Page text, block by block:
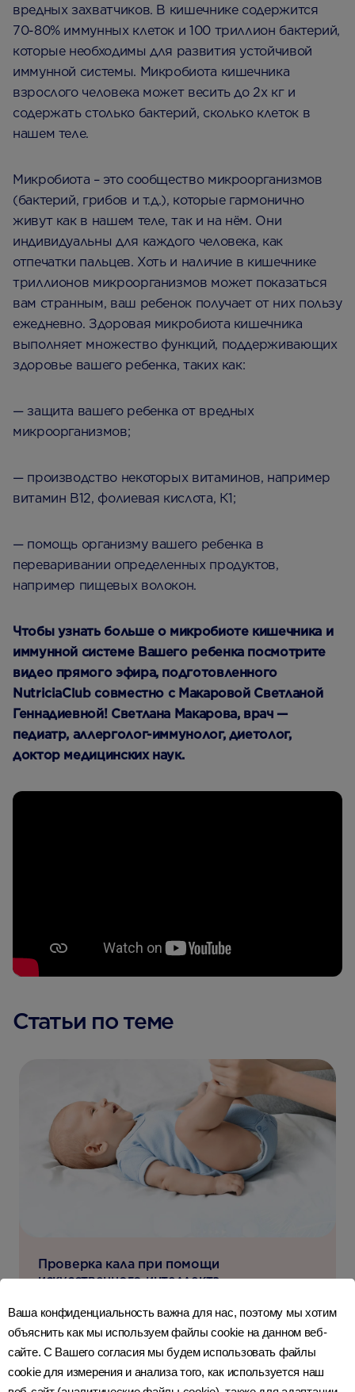
вредных захватчиков. В кишечнике содержится
70-80% иммунных клеток и 100 триллион бактерий,
которые необходимы для развития устойчивой
иммунной системы. Микробиота кишечника
взрослого человека может весить до 2х кг и
содержать столько бактерий, сколько клеток в
нашем теле.
Микробиота – это сообщество микроорганизмов
(бактерий, грибов и т.д.), которые гармонично
живут как в нашем теле, так и на нём. Они
индивидуальны для каждого человека, как
отпечатки пальцев. Хоть и наличие в кишечнике
триллионов микроорганизмов может показаться
вам странным, ваш ребенок получает от них пользу
ежедневно. Здоровая микробиота кишечника
выполняет множество функций, поддерживающих
здоровье вашего ребенка, таких как:
— защита вашего ребенка от вредных
микроорганизмов;
— производство некоторых витаминов, например
витамин В12, фолиевая кислота, К1;
— помощь организму вашего ребенка в
переваривании определенных продуктов,
например пищевых волокон.
Чтобы узнать больше о микробиоте кишечника и
иммунной системе Вашего ребенка посмотрите
видео прямого эфира, подготовленного
NutriciaСlub совместно с Макаровой Светланой
Геннадиевной! Светлана Макарова, врач —
педиатр, аллерголог-иммунолог, диетолог,
доктор медицинских наук.
Статьи по теме
Проверка кала при помощи
искусственного интеллекта
УЗНАТЬ БОЛЬШЕ
Ваша конфиденциальность важна для нас, поэтому мы хотим
объяснить как мы используем файлы cookie на данном веб-
сайте. С Вашего согласия мы будем использовать файлы
cookie для измерения и анализа того, как используется наш